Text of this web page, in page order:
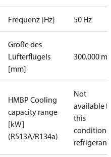
Frequenz [Hz] 50 Hz
Größe des
Lüfterflügels
[mm]
300.000 mm
HMBP Cooling
capacity range
[kW]
(R513A/R134a)
Not
available for
this
condition /
refrigerant